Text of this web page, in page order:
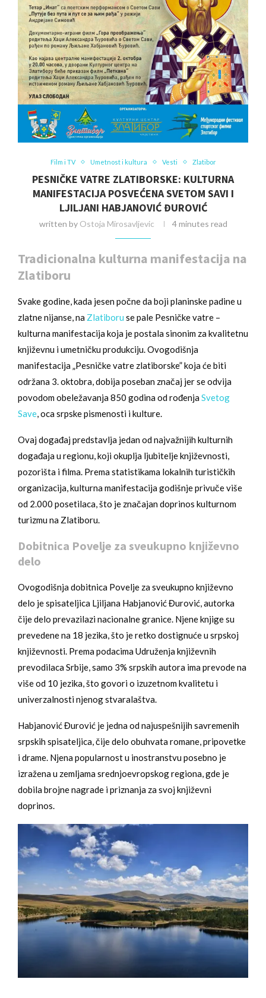
Film i TV Umetnost i kultura Vesti Zlatibor
PESNIČKE VATRE ZLATIBORSKE: KULTURNA
MANIFESTACIJA POSVEĆENA SVETOM SAVI I
LJILJANI HABJANOVIĆ ĐUROVIĆ
written by Ostoja Mirosavljevic 4 minutes read
Tradicionalna kulturna manifestacija na
Zlatiboru
Svake godine, kada jesen počne da boji planinske padine u
zlatne nijanse, na Zlatiboru se pale Pesničke vatre –
kulturna manifestacija koja je postala sinonim za kvalitetnu
književnu i umetničku produkciju. Ovogodišnja
manifestacija „Pesničke vatre zlatiborske” koja će biti
održana 3. oktobra, dobija poseban značaj jer se odvija
povodom obeležavanja 850 godina od rođenjaSvetog
Save, oca srpske pismenosti i kulture.
Ovaj događaj predstavlja jedan od najvažnijih kulturnih
događaja u regionu, koji okuplja ljubitelje književnosti,
pozorišta i filma. Prema statistikama lokalnih turističkih
organizacija, kulturna manifestacija godišnje privuče više
od 2.000 posetilaca, što je značajan doprinos kulturnom
turizmu na Zlatiboru.
Dobitnica Povelje za sveukupno književno
delo
Ovogodišnja dobitnica Povelje za sveukupno književno
delo je spisateljica Ljiljana Habjanović Đurović, autorka
čije delo prevazilazi nacionalne granice. Njene knjige su
prevedene na 18 jezika, što je retko dostignuće u srpskoj
književnosti. Prema podacima Udruženja književnih
prevodilaca Srbije, samo 3% srpskih autora ima prevode na
više od 10 jezika, što govori o izuzetnom kvalitetu i
univerzalnosti njenog stvaralaštva.
Habjanović Đurović je jedna od najuspešnijih savremenih
srpskih spisateljica, čije delo obuhvata romane, pripovetke
i drame. Njena popularnost u inostranstvu posebno je
izražena u zemljama srednjoevropskog regiona, gde je
dobila brojne nagrade i priznanja za svoj književni
doprinos.